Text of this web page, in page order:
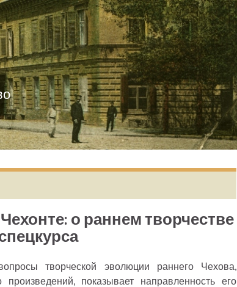
о раннем творчестве
творческой эволюции раннего Чехова,
произведений, показывает направленность его